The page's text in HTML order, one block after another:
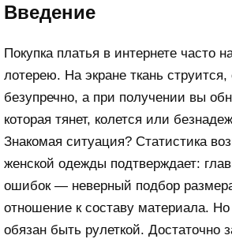
Введение
Покупка платья в интернете часто
лотерею. На экране ткань
безупречно, а при получении вы
которая тянет, колется или
Знакомая ситуация? Статистика
женской одежды подтверждает:
ошибок — неверный подбор
отношение к составу материала.
обязан быть рулеткой. Достаточно